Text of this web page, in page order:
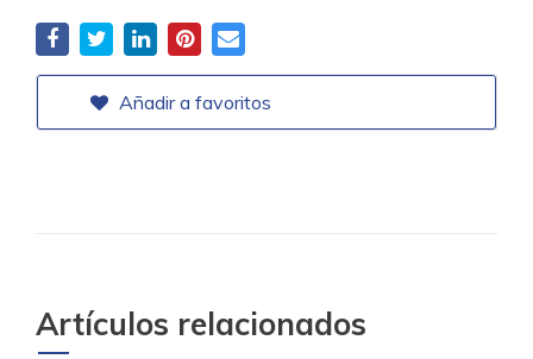
Añadir a favoritos
Artículos relacionados